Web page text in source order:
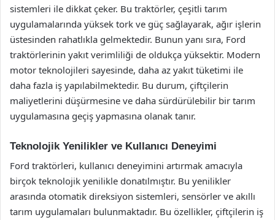
sistemleri ile dikkat çeker. Bu traktörler, çeşitli tarım
uygulamalarında yüksek tork ve güç sağlayarak, ağır işlerin
üstesinden rahatlıkla gelmektedir. Bunun yanı sıra, Ford
traktörlerinin yakıt verimliliği de oldukça yüksektir. Modern
motor teknolojileri sayesinde, daha az yakıt tüketimi ile
daha fazla iş yapılabilmektedir. Bu durum, çiftçilerin
maliyetlerini düşürmesine ve daha sürdürülebilir bir tarım
uygulamasına geçiş yapmasına olanak tanır.
Teknolojik Yenilikler ve Kullanıcı Deneyimi
Ford traktörleri, kullanıcı deneyimini artırmak amacıyla
birçok teknolojik yenilikle donatılmıştır. Bu yenilikler
arasında otomatik direksiyon sistemleri, sensörler ve akıllı
tarım uygulamaları bulunmaktadır. Bu özellikler, çiftçilerin iş